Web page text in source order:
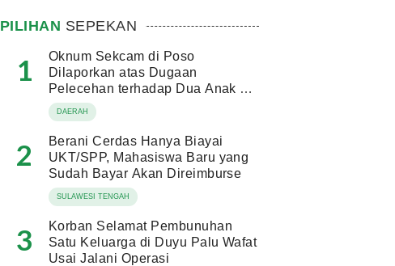
PILIHAN SEPEKAN
1
Oknum Sekcam di Poso
Dilaporkan atas Dugaan
Pelecehan terhadap Dua Anak di
Bawah Umur
DAERAH
2
Berani Cerdas Hanya Biayai
UKT/SPP, Mahasiswa Baru yang
Sudah Bayar Akan Direimburse
SULAWESI TENGAH
3
Korban Selamat Pembunuhan
Satu Keluarga di Duyu Palu Wafat
Usai Jalani Operasi